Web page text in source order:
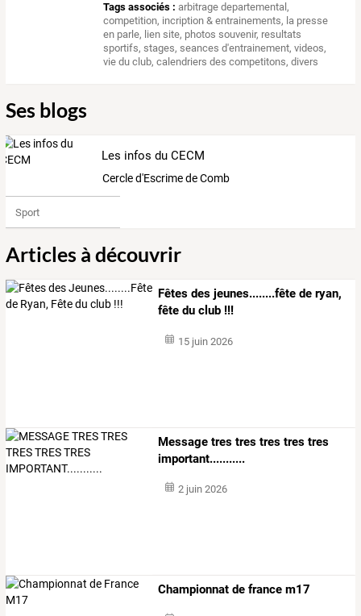
Tags associés : arbitrage departemental,
competition, incription & entrainements, la presse
en parle, lien site, photos souvenir, resultats
sportifs,stages,seances d'entrainement,videos,
vie du club,calendriers des competitons,divers
Ses blogs
Les infos du CECM
Cercle d'Escrime de Combs Moissy
Sport
Articles à découvrir
Fêtes des jeunes........fête de ryan,
fête du club !!!
15 juin 2026
Message tres tres tres tres tres
important...........
2 juin 2026
Championnat de france m17